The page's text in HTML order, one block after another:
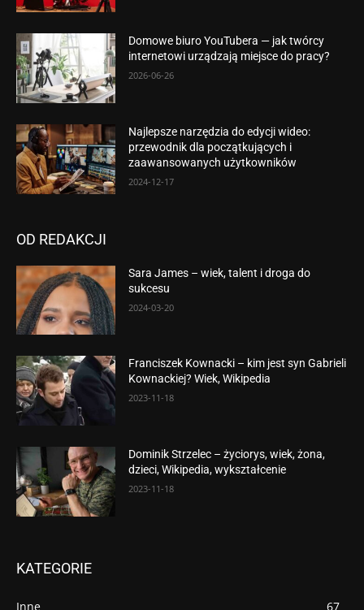
Domowe biuro YouTubera — jak twórcy
internetowi urządzają miejsce do pracy?
2026-06-26
Najlepsze narzędzia do edycji wideo:
przewodnik dla początkujących i
zaawansowanych użytkowników
2024-12-17
OD REDAKCJI
Sara James – wiek, talent i droga do
sukcesu
2024-03-20
Franciszek Kownacki – kim jest syn Gabrieli
Kownackiej? Wiek, Wikipedia
2023-11-18
Dominik Strzelec – życiorys, wiek, żona,
dzieci, Wikipedia, wykształcenie
2023-11-18
KATEGORIE
Inne 67